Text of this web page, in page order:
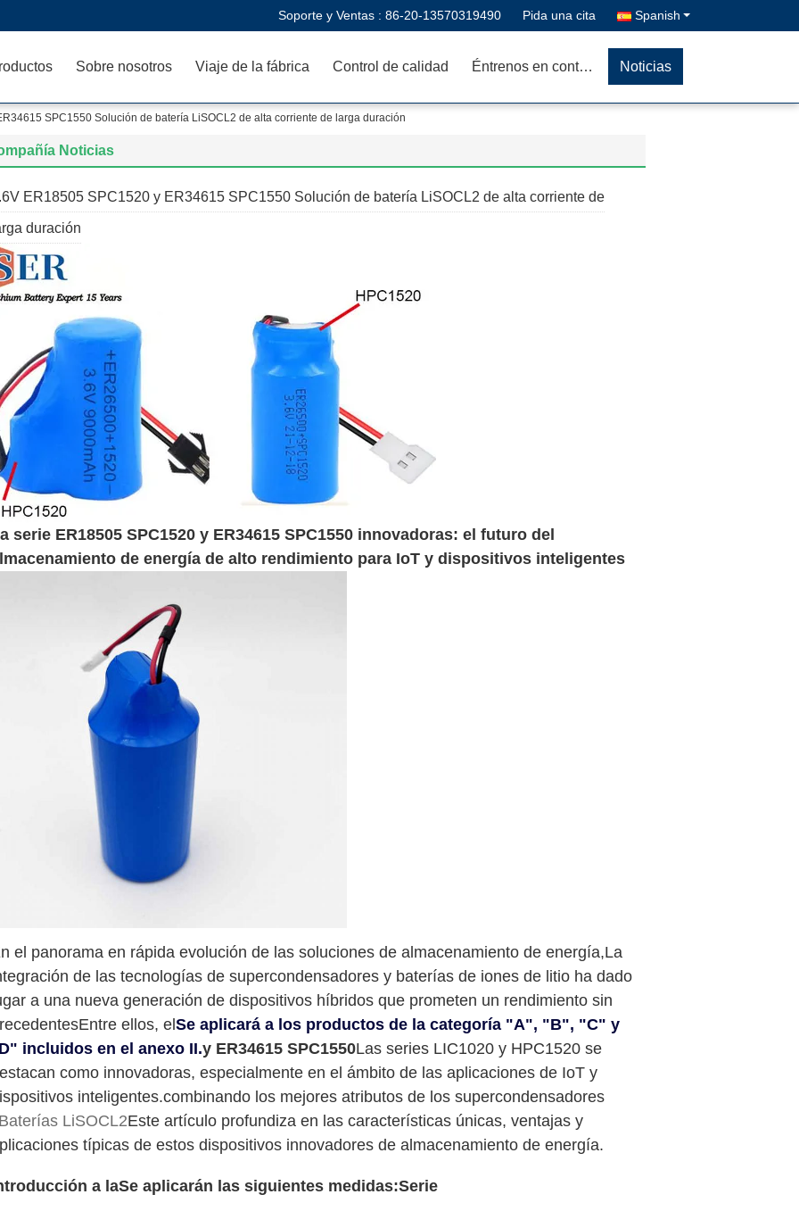
Soporte y Ventas : 86-20-13570319490 Pida una cita Spanish
Sobre nosotros Viaje de la fábrica Control de calidad Éntrenos en contacto con Noticias
SPC1550 Solución de batería LiSOCL2 de alta corriente de larga duración
Noticias
ER18505 SPC1520 y ER34615 SPC1550 Solución de batería LiSOCL2 de alta corriente de
duración
serie ER18505 SPC1520 y ER34615 SPC1550 innovadoras: el futuro del
de energía de alto rendimiento para IoT y dispositivos inteligentes
el panorama en rápida evolución de las soluciones de almacenamiento de energía,La
de las tecnologías de supercondensadores y baterías de iones de litio ha dado
a una nueva generación de dispositivos híbridos que prometen un rendimiento sin
ellos, elSe aplicará a los productos de la categoría "A", "B", "C" y
incluidos en el anexo II.y ER34615 SPC1550Las series LIC1020 y HPC1520 se
como innovadoras, especialmente en el ámbito de las aplicaciones de IoT y
inteligentes.combinando los mejores atributos de los supercondensadores
Baterías LiSOCL2Este artículo profundiza en las características únicas, ventajas y
típicas de estos dispositivos innovadores de almacenamiento de energía.
a laSe aplicarán las siguientes medidas:Serie